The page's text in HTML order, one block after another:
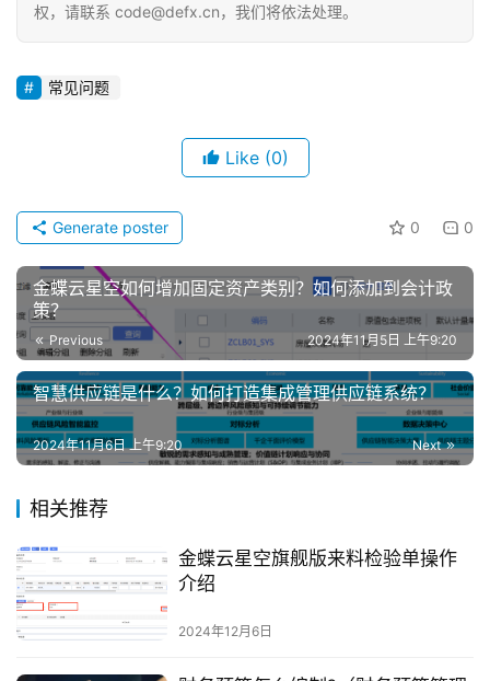
权，请联系 code@defx.cn，我们将依法处理。
常见问题
Like (0)
0 0
Generate poster
金蝶云星空如何增加固定资产类别？如何添加到会计政
策？
Previous 2024年11月5日 上午9:20
智慧供应链是什么？如何打造集成管理供应链系统？
Next
2024年11月6日 上午9:20
相关推荐
金蝶云星空旗舰版来料检验单操作
介绍
2024年12月6日